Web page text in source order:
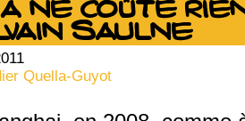
ne coûte
Saulne
Quella-Guyot